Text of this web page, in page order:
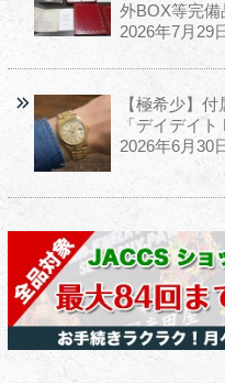
外BOX等完備
2026年7月29
【極希少】
「デイデイ
2026年6月30